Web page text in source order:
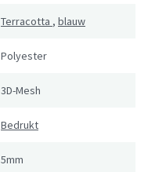
Terracotta , blauw
Polyester
3D-Mesh
Bedrukt
5mm